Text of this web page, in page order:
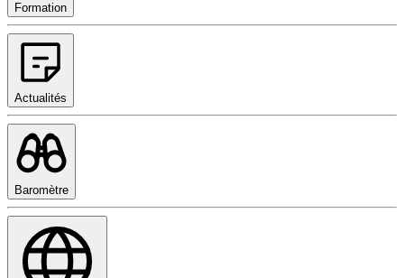
Formation
Actualités
Baromètre